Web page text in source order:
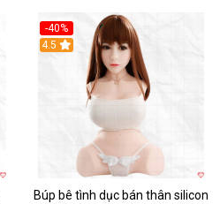
-40%
4.5
Búp bê tình dục bán thân silicon